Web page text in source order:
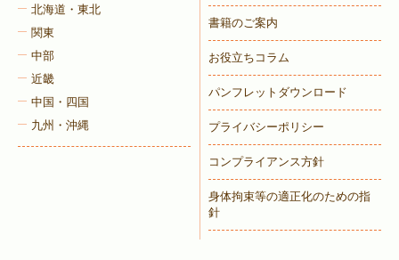
北海道・東北
関東
中部
近畿
中国・四国
九州・沖縄
書籍のご案内
お役立ちコラム
パンフレットダウンロード
プライバシーポリシー
コンプライアンス方針
身体拘束等の適正化のための指
針